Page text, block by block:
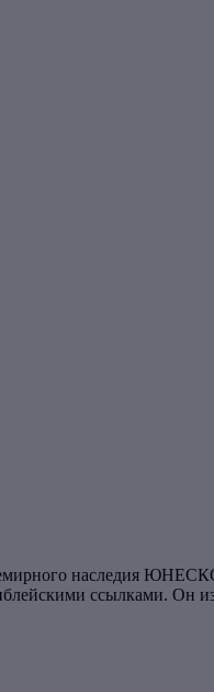
наследия
ссылками. Он